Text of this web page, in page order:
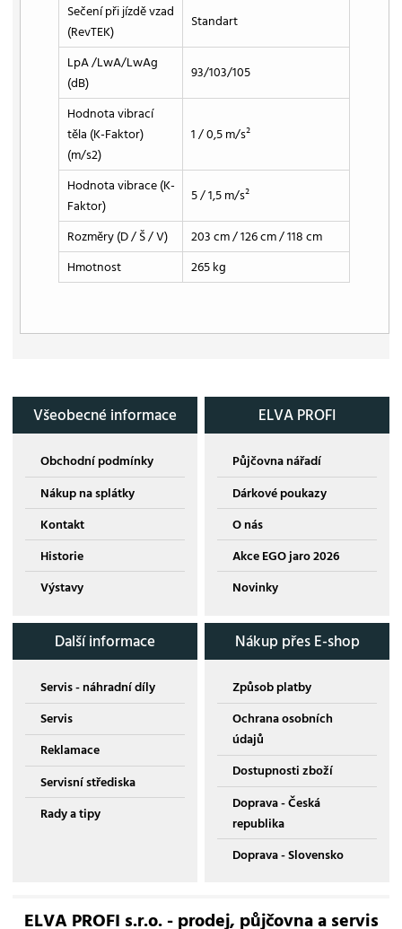
Sečení při jízdě vzad
(RevTEK)
Standart
LpA /LwA/LwAg
(dB)
93/103/105
Hodnota vibrací
těla (K-Faktor)
(m/s2)
1 / 0,5 m/s²
Hodnota vibrace (K-
Faktor)
5 / 1,5 m/s²
Rozměry (D / Š / V)
203 cm / 126 cm / 118 cm
Hmotnost
265 kg
Všeobecné informace
Obchodní podmínky
Nákup na splátky
Kontakt
Historie
Výstavy
ELVA PROFI
Půjčovna nářadí
Dárkové poukazy
O nás
Akce EGO jaro 2026
Novinky
Další informace
Servis - náhradní díly
Servis
Reklamace
Servisní střediska
Rady a tipy
Nákup přes E-shop
Způsob platby
Ochrana osobních
údajů
Dostupnosti zboží
Doprava - Česká
republika
Doprava - Slovensko
ELVA PROFI s.r.o. - prodej, půjčovna a servis